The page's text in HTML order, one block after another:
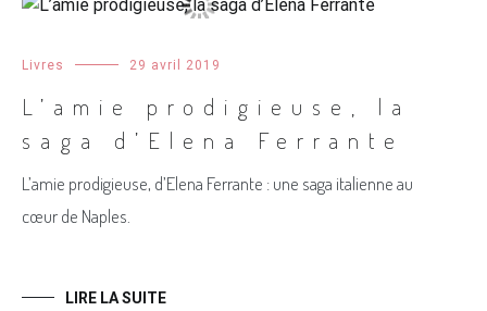
Livres 29 avril 2019
L’amie prodigieuse, la
saga d’Elena Ferrante
L’amie prodigieuse, d’Elena Ferrante : une saga italienne au
cœur de Naples.
LIRE LA SUITE